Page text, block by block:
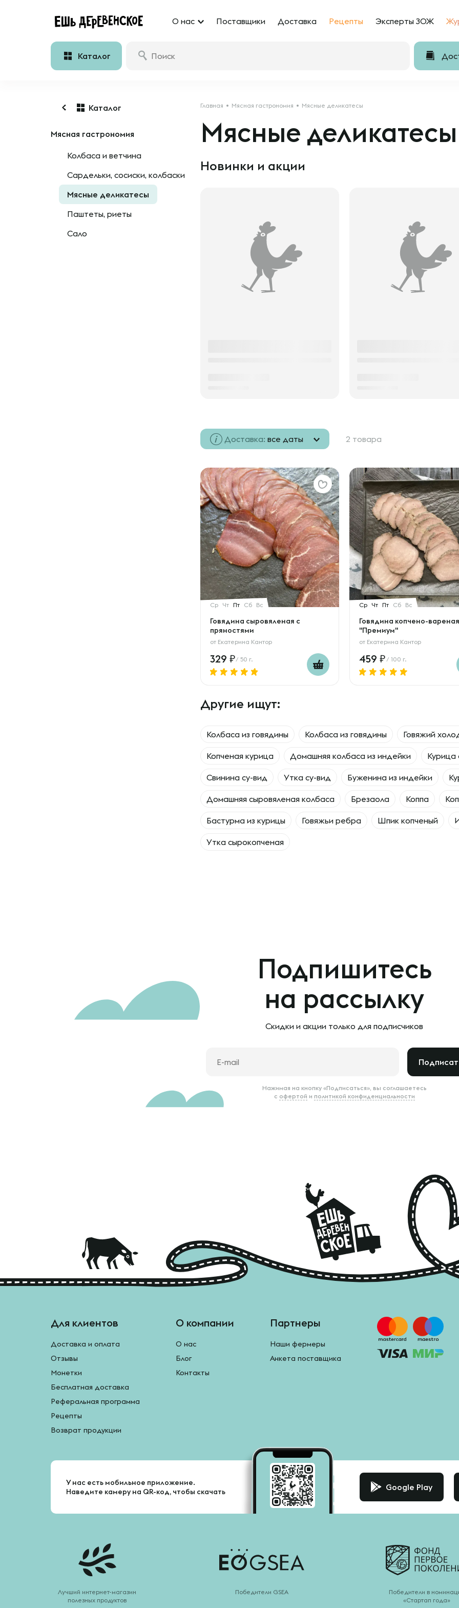
О нас Поставщики Доставка Рецепты Эксперты ЗОЖ
Каталог
Каталог
Мясная гастрономия
Колбаса и ветчина
Сардельки, сосиски, колбаски
Мясные деликатесы
Паштеты, риеты
Сало
Главная Мясная гастрономия Мясные деликатесы
Мясные деликатесы
Новинки и акции
Доставка: все даты 2 товара
Ср Чт Пт Сб Вс
Говядина сыровяленая с
пряностями
от Екатерина Кантор
329 / 50 г.
Ср Чт Пт Сб Вс
Говядина копчено-
"Премиум"
от Екатерина Кантор
459 / 100 г.
Другие ищут:
Колбаса из говядины Колбаса из говядины Говяжий
Копченая курица Домашняя колбаса из индейки Курица
Свинина су-вид Утка су-вид Буженина из индейки
Домашняя сыровяленая колбаса Брезаола Коппа
Бастурма из курицы Говяжьи ребра Шпик копченый
Утка сырокопченая
Подпишитесь
на рассылку
Скидки и акции только для подписчиков
Нажимая на кнопку «Подписаться», вы соглашаетесь
с офертой и политикой конфиденциальности
Для клиентов
Доставка и оплата
Отзывы
Монетки
Бесплатная доставка
Реферальная программа
Рецепты
Возврат продукции
О компании
О нас
Блог
Контакты
Партнеры
Наши фермеры
Анкета поставщика
У нас есть мобильное приложение.
Наведите камеру на QR-код, чтобы скачать
Google Play
Лучший интернет-магазин
полезных продуктов
Победители GSEA
Победители в
«Стартап года»